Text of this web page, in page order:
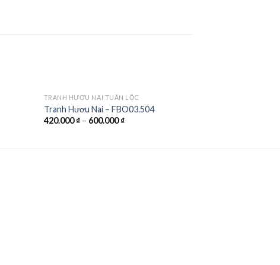
TRANH HƯƠU NAI TUẦN LỘC
Tranh Hươu Nai – FBO03.504
420.000₫– 600.000₫